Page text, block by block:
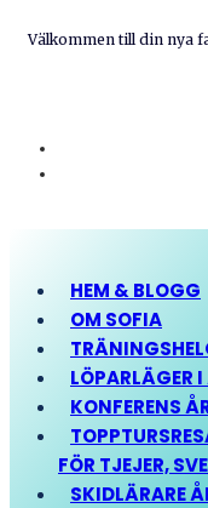
Välkommen till din nya
HEM & BLOGG
OM SOFIA
LÖPARLÄGER I
KONFERENS
FÖR TJEJER,
SKIDLÄRARE